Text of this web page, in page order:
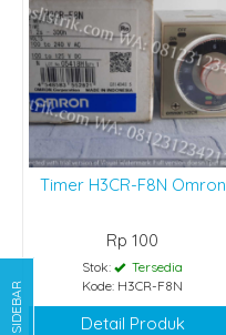
Timer H3CR-F8N Omron
Rp 100
Stok:
Tersedia
Kode: H3CR-F8N
Detail Produk
SIDEBAR